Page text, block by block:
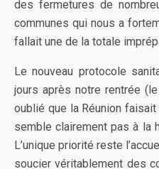
des fermetures de
communes qui nous a
fallait une de la totale
Le nouveau protocole
jours après notre rentrée
oublié que la Réunion
semble clairement pas à la
L’unique priorité reste
soucier véritablement des